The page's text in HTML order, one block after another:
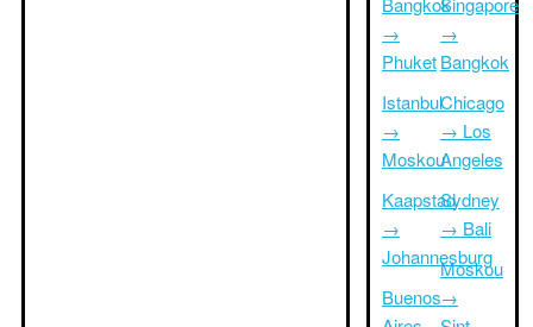
→
Phuket
Istanbul
→
Moskou
Kaapstad
→
Johannesburg
Buenos
→
Bangkok
Chicago
→ Los
Angeles
Sydney
→ Bali
Moskou
→